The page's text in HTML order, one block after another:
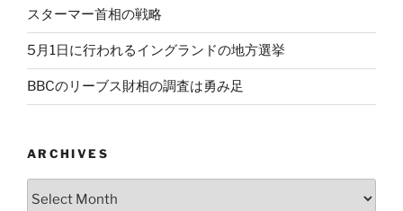
スターマー首相の戦略
5月1日に行われるイングランドの地方選挙
BBCのリーブス財相の調査は勇み足
ARCHIVES